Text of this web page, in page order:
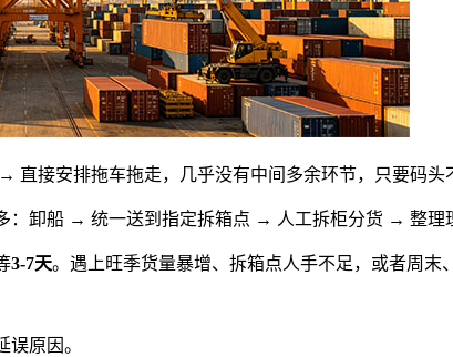
直接安排拖车拖走，几乎没有中间多余环节，只要码头
：卸船 → 统一送到指定拆箱点 → 人工拆柜分货 → 整理
3-7天。遇上旺季货量暴增、拆箱点人手不足，或者周末
原因。